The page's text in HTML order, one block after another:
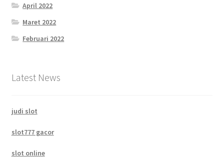
April 2022
Maret 2022
Februari 2022
Latest News
judi slot
slot777 gacor
slot online